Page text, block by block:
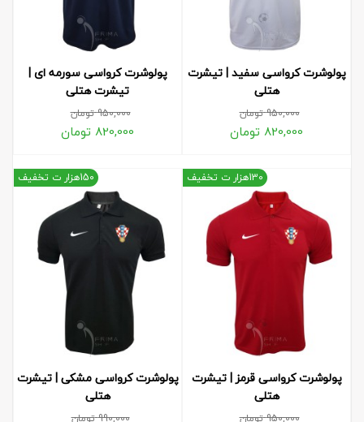
پولوشرت کرواسی سفید | تیشرت
هتلی
950,000تومان
820,000 تومان
پولوشرت کرواسی سورمه ای |
تیشرت هتلی
950,000تومان
820,000 تومان
پولوشرت کرواسی قرمز | تیشرت
هتلی
130هزار ت تخفیف
پولوشرت کرواسی مشکی | تیشرت
هتلی
150هزار ت تخفیف